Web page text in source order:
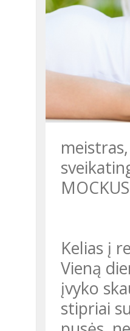
Kelias į
Vieną
įvyko
stipriai